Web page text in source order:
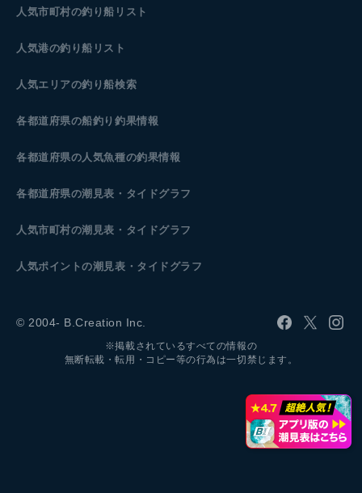
人気市町村の釣り船リスト
人気港の釣り船リスト
人気エリアの釣り船検索
各都道府県の船釣り釣果情報
各都道府県の人気魚種の釣果情報
各都道府県の潮見表 ・タイドグラフ
人気市町村の潮見表・タイドグラフ
人気ポイントの潮見表・タイドグラフ
© 2004- B.Creation Inc.
※掲載されているすべての情報の
無断転載・転用・コピー等の行為は一切禁じます。